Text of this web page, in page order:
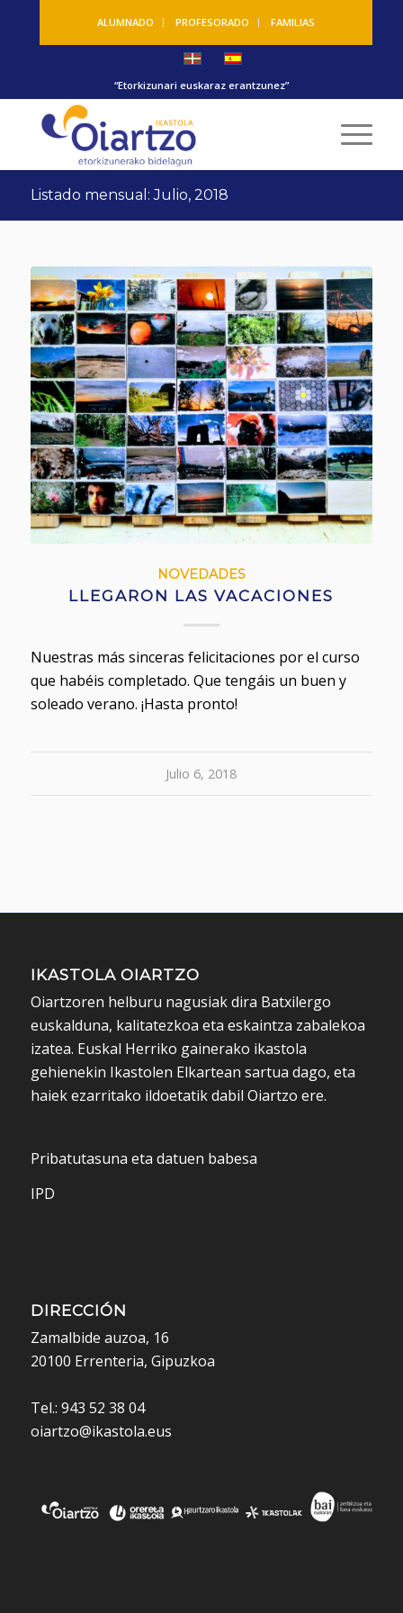
ALUMNADO PROFESORADO FAMILIAS
“Etorkizunari euskaraz erantzunez”
Listado mensual: Julio, 2018
NOVEDADES
LLEGARON LAS VACACIONES
Nuestras más sinceras felicitaciones por el curso
que habéis completado. Que tengáis un buen y
soleado verano. ¡Hasta pronto!
Julio 6, 2018
IKASTOLA OIARTZO
Oiartzoren helburu nagusiak dira Batxilergo
euskalduna, kalitatezkoa eta eskaintza zabalekoa
izatea. Euskal Herriko gainerako ikastola
gehienekin Ikastolen Elkartean sartua dago, eta
haiek ezarritako ildoetatik dabil Oiartzo ere.
Pribatutasuna eta datuen babesa
IPD
DIRECCIÓN
Zamalbide auzoa, 16
20100 Errenteria, Gipuzkoa
Tel.: 943 52 38 04
oiartzo@ikastola.eus